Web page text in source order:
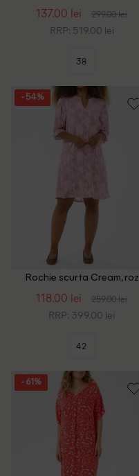
137.00 lei 299.00 lei
RRP: 519.00 lei
38
- 54%
Rochie scurta Cream, roz
118.00 lei 259.00 lei
RRP: 399.00 lei
42
- 61%